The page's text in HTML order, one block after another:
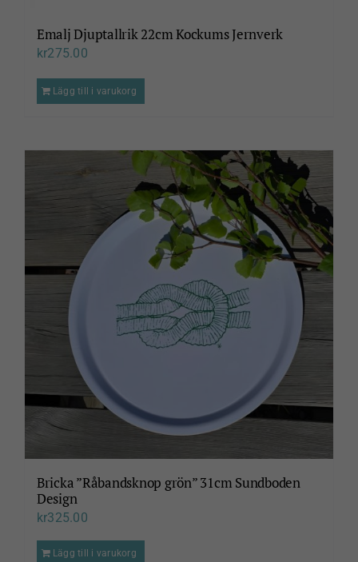
Emalj Djuptallrik 22cm Kockums Jernverk
kr275.00
Lägg till i varukorg
Bricka ”Råbandsknop grön” 31cm Sundboden
Design
kr325.00
Lägg till i varukorg